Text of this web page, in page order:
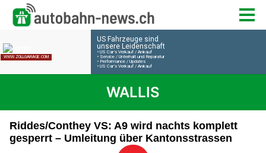
WALLIS
Riddes/Conthey VS: A9 wird nachts komplett
gesperrt – Umleitung über Kantonsstrassen